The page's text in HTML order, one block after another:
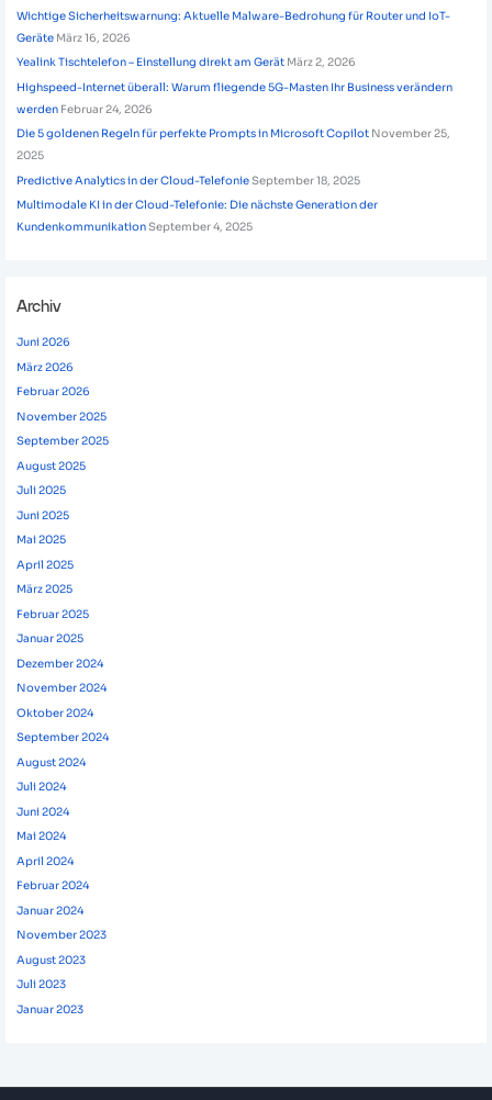
Wichtige Sicherheitswarnung: Aktuelle Malware-Bedrohung für Router und IoT-
Geräte März 16, 2026
Yealink Tischtelefon – Einstellung direkt am Gerät März 2, 2026
Highspeed-Internet überall: Warum fliegende 5G-Masten Ihr Business verändern
werden Februar 24, 2026
Die 5 goldenen Regeln für perfekte Prompts in Microsoft Copilot November 25,
2025
Predictive Analytics in der Cloud-TelefonieSeptember 18, 2025
Multimodale KI in der Cloud-Telefonie: Die nächste Generation der
KundenkommunikationSeptember 4, 2025
Archiv
Juni 2026
März 2026
Februar 2026
November 2025
September 2025
August 2025
Juli 2025
Juni 2025
Mai 2025
April 2025
März 2025
Februar 2025
Januar 2025
Dezember 2024
November 2024
Oktober 2024
September 2024
August 2024
Juli 2024
Juni 2024
Mai 2024
April 2024
Februar 2024
Januar 2024
November 2023
August 2023
Juli 2023
Januar 2023